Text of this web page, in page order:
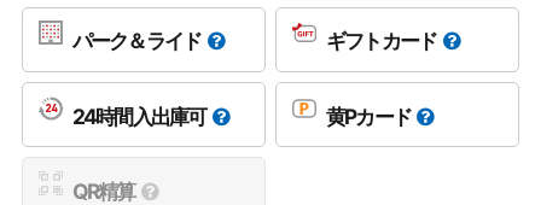
パーク＆ライド ギフトカード
24時間入出庫可 黄Pカード
QR精算